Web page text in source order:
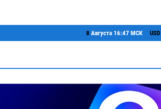
8 Августа 16:47 МСК USD